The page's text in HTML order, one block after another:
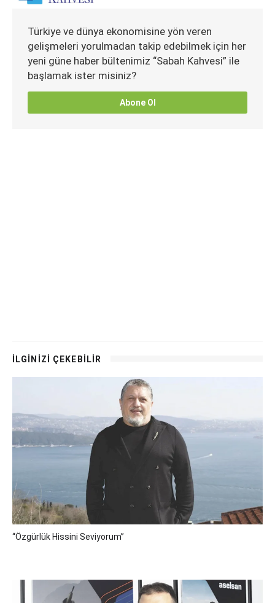
Türkiye ve dünya ekonomisine yön veren
gelişmeleri yorulmadan takip edebilmek için her
yeni güne haber bültenimiz “Sabah Kahvesi” ile
başlamak ister misiniz?
Abone Ol
İLGİNİZİ ÇEKEBİLİR
“Özgürlük Hissini Seviyorum”